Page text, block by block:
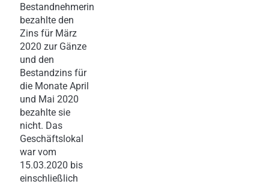
Bestandnehmerin
bezahlte den
Zins für März
2020 zur Gänze
und den
Bestandzins für
die Monate April
und Mai 2020
bezahlte sie
nicht. Das
Geschäftslokal
war vom
15.03.2020 bis
einschließlich